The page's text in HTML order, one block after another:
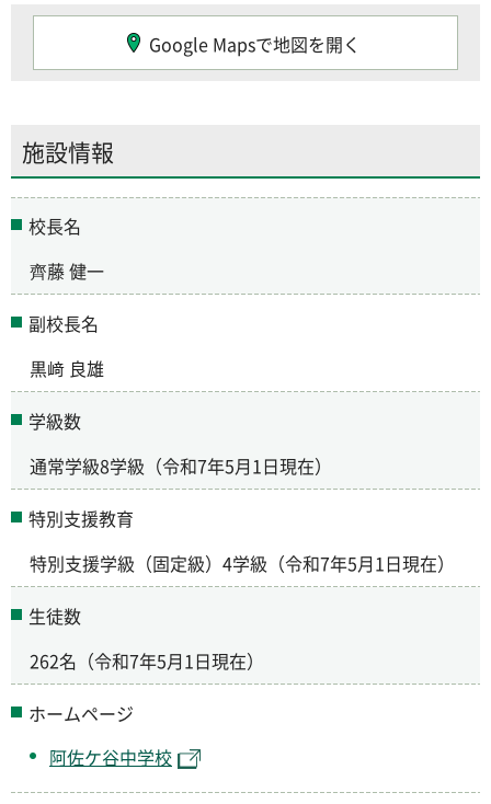
Google Mapsで地図を開く
施設情報
校長名
齊藤 健一
副校長名
黒﨑 良雄
学級数
通常学級8学級（令和7年5月1日現在）
特別支援教育
特別支援学級（固定級）4学級（令和7年5月1日現在）
生徒数
262名（令和7年5月1日現在）
ホームページ
阿佐ケ谷中学校